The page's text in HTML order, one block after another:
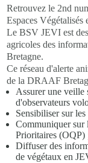
Retrouvez le 2nd
Espaces
Le BSV JEVI est
agricoles des
Bretagne.
Ce réseau d'alerte
de la DRAAF
Assurer une veille
d'observateurs
Sensibiliser sur les
Communiquer sur
Prioritaires (OQP)
Diffuser des
de végétaux en